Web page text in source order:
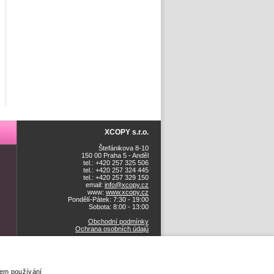
XCOPY s.r.o.
Štefánikova 8-10
150 00 Praha 5 - Anděl
tel.: +420 257 325 506
tel.: +420 257 324 445
tel.: +420 257 329 150
email: info@xcopy.cz
www: www.xcopy.cz
Pondělí-Pátek: 7:30 - 19:00
Sobota: 8:00 - 13:00
Obchodní podmínky
Ochrana osobních údajů
používání